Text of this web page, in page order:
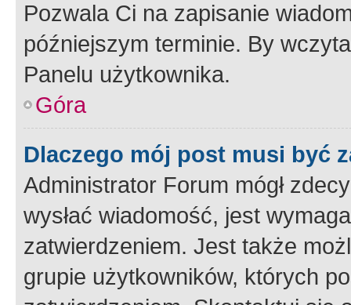
Pozwala Ci na zapisanie
późniejszym terminie. By
Panelu użytkownika.
Góra
Dlaczego mój post musi być
Administrator Forum mógł
wysłać wiadomość, jest
zatwierdzeniem. Jest także
grupie użytkowników, których